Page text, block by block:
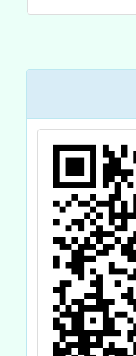
展選拔
會」複